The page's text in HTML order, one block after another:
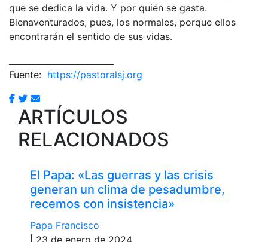
que se dedica la vida. Y por quién se gasta.
Bienaventurados, pues, los normales, porque ellos
encontrarán el sentido de sus vidas.
Fuente: https://pastoralsj.org
ARTÍCULOS
RELACIONADOS
El Papa: «Las guerras y las crisis
generan un clima de pesadumbre,
recemos con insistencia»
Papa Francisco
| 23 de enero de 2024